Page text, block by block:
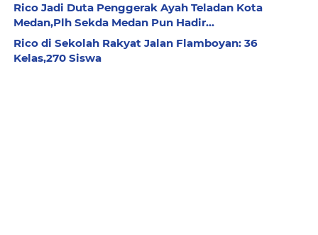
Rico Jadi Duta Penggerak Ayah Teladan Kota
Medan,Plh Sekda Medan Pun Hadir...
Rico di Sekolah Rakyat Jalan Flamboyan: 36
Kelas,270 Siswa